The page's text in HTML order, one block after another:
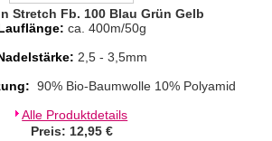
Stretch Fb. 100 Blau Grün Gelb
ca. 400m/50g
2,5 - 3,5mm
90% Bio-Baumwolle 10% Polyamid
Alle Produktdetails
Preis: 12,95 €